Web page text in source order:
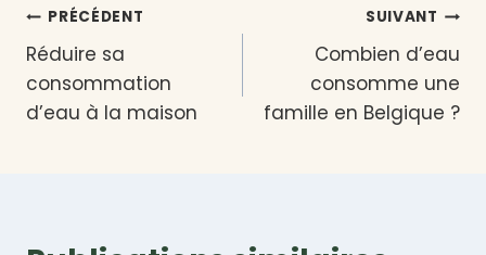
Navigation
de
l’article
PRÉCÉDENT
Réduire sa
consommation
d’eau à la maison
SUIVANT
Combien d’eau
consomme une
famille en Belgique ?